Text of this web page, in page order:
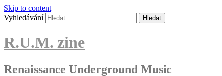
Skip to content
Vyhledávání
R.U.M. zine
Renaissance Underground Music